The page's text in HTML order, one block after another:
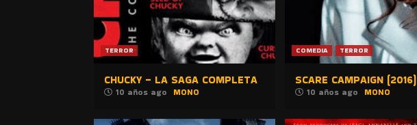
TERROR
CHUCKY – LA SAGA COMPLETA
10 años ago MONO
COMEDIA TERROR
SCARE CAMPAIGN (2016)
10 años ago MONO